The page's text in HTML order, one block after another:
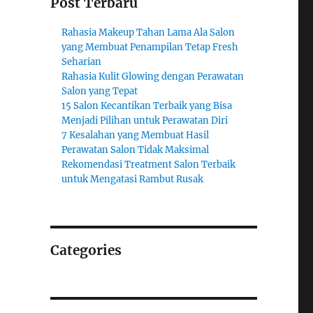
Rahasia Makeup Tahan Lama Ala Salon
yang Membuat Penampilan Tetap Fresh
Seharian
Rahasia Kulit Glowing dengan Perawatan
Salon yang Tepat
15 Salon Kecantikan Terbaik yang Bisa
Menjadi Pilihan untuk Perawatan Diri
7 Kesalahan yang Membuat Hasil
Perawatan Salon Tidak Maksimal
Rekomendasi Treatment Salon Terbaik
untuk Mengatasi Rambut Rusak
Categories